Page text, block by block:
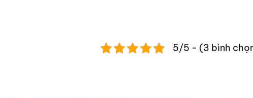
5/5 - (3 bình